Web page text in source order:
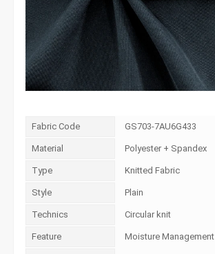
Fabric Code GS703-7AU6G433
Material Polyester + Spandex
Type Knitted Fabric
Style Plain
Technics Circular knit
Feature Moisture Management